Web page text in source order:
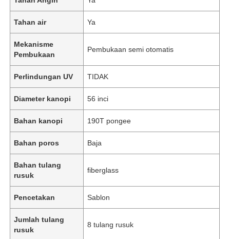
Tahan air Ya
Mekanisme
Pembukaan
Pembukaan semi otomatis
Perlindungan UV TIDAK
Diameter kanopi 56 inci
Bahan kanopi 190T pongee
Bahan poros Baja
Bahan tulang
rusuk
fiberglass
Pencetakan Sablon
Jumlah tulang
rusuk
8 tulang rusuk